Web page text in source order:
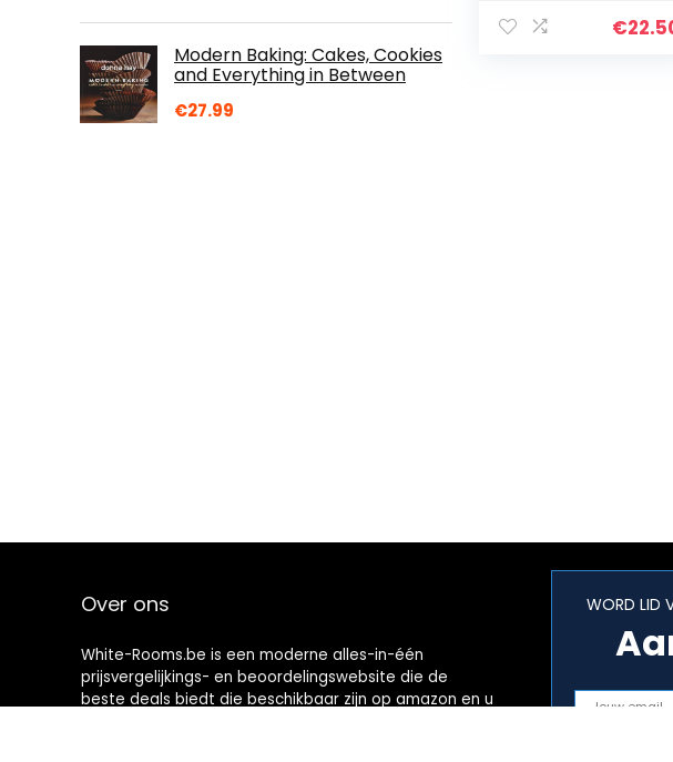
Modern Baking: Cakes, Cookies
and Everything in Between
€27.99
€
Over ons
White-Rooms.be is een moderne alles-in-één
prijsvergelijkings- en beoordelingswebsite die de
beste deals biedt die beschikbaar zijn op amazon en u
WORD LID